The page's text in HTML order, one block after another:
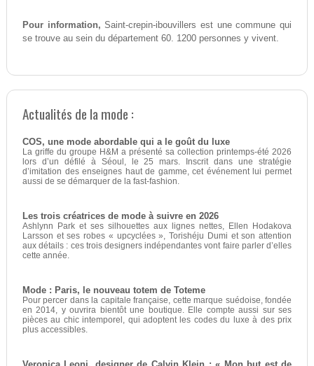
Pour information, Saint-crepin-ibouvillers est une commune qui
se trouve au sein du département 60. 1200 personnes y vivent.
Actualités de la mode :
COS, une mode abordable qui a le goût du luxe
La griffe du groupe H&M a présenté sa collection printemps-été 2026
lors d’un défilé à Séoul, le 25 mars. Inscrit dans une stratégie
d’imitation des enseignes haut de gamme, cet événement lui permet
aussi de se démarquer de la fast-fashion.
Les trois créatrices de mode à suivre en 2026
Ashlynn Park et ses silhouettes aux lignes nettes, Ellen Hodakova
Larsson et ses robes « upcyclées », Torishéju Dumi et son attention
aux détails : ces trois designers indépendantes vont faire parler d’elles
cette année.
Mode : Paris, le nouveau totem de Toteme
Pour percer dans la capitale française, cette marque suédoise, fondée
en 2014, y ouvrira bientôt une boutique. Elle compte aussi sur ses
pièces au chic intemporel, qui adoptent les codes du luxe à des prix
plus accessibles.